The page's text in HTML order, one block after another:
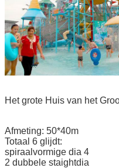
Het grote Huis van het
Afmeting: 50*40m
Totaal 6 glijdt:
spiraalvormige dia 4
2 dubbele staightdia